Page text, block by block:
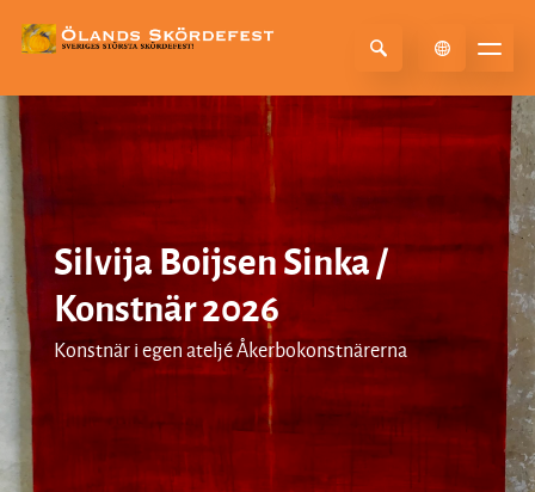
Select Language ▼
Silvija Boijsen Sinka /
Konstnär 2026
Konstnär i egen ateljé Åkerbokonstnärerna